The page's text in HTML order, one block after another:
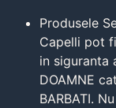
Produsele
Capelli pot
in siguranta
DOAMNE
BARBATI.